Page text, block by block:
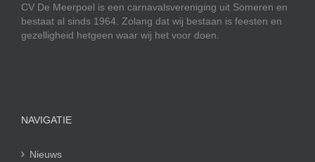
CV De Meerpoel is een carnavalsvereniging uit Someren en
bestaat al sinds 1964. Zolang dat wij bestaan is feesten en
gezelligheid hetgeen waar wij het voor doen.
NAVIGATIE
Nieuws